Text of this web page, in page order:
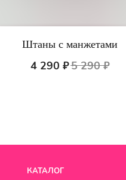
Штаны с манжетами
4 290 ₽5 290 ₽
КАТАЛОГ
Пижамы из хлопка